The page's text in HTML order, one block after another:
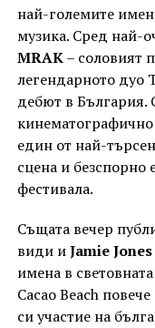
най-големите
музика. Сред най-
MRAK– соловият
легендарното дуо
дебют в България.
кинематографично
един от най-
сцена и безспорно
фестивала.
Същата вечер
види иJamie Jones
имена в
Cacao Beach
си участие на